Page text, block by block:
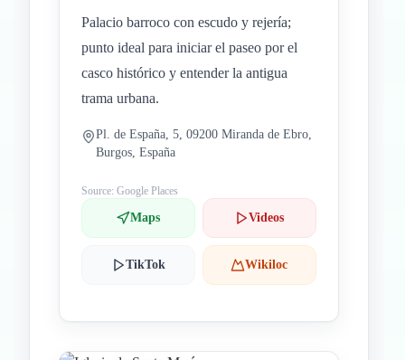
Palacio barroco con escudo y rejería;
punto ideal para iniciar el paseo por el
casco histórico y entender la antigua
trama urbana.
Pl. de España, 5, 09200 Miranda de Ebro,
Burgos, España
Source: Google Places
Maps Videos
TikTok Wikiloc